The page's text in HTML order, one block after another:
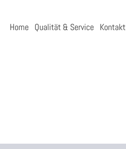
Home Qualität & Service Kontakt